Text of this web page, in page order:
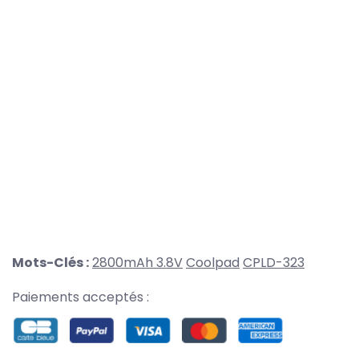
Mots-Clés :2800mAh 3.8VCoolpad CPLD-323
Paiements acceptés :